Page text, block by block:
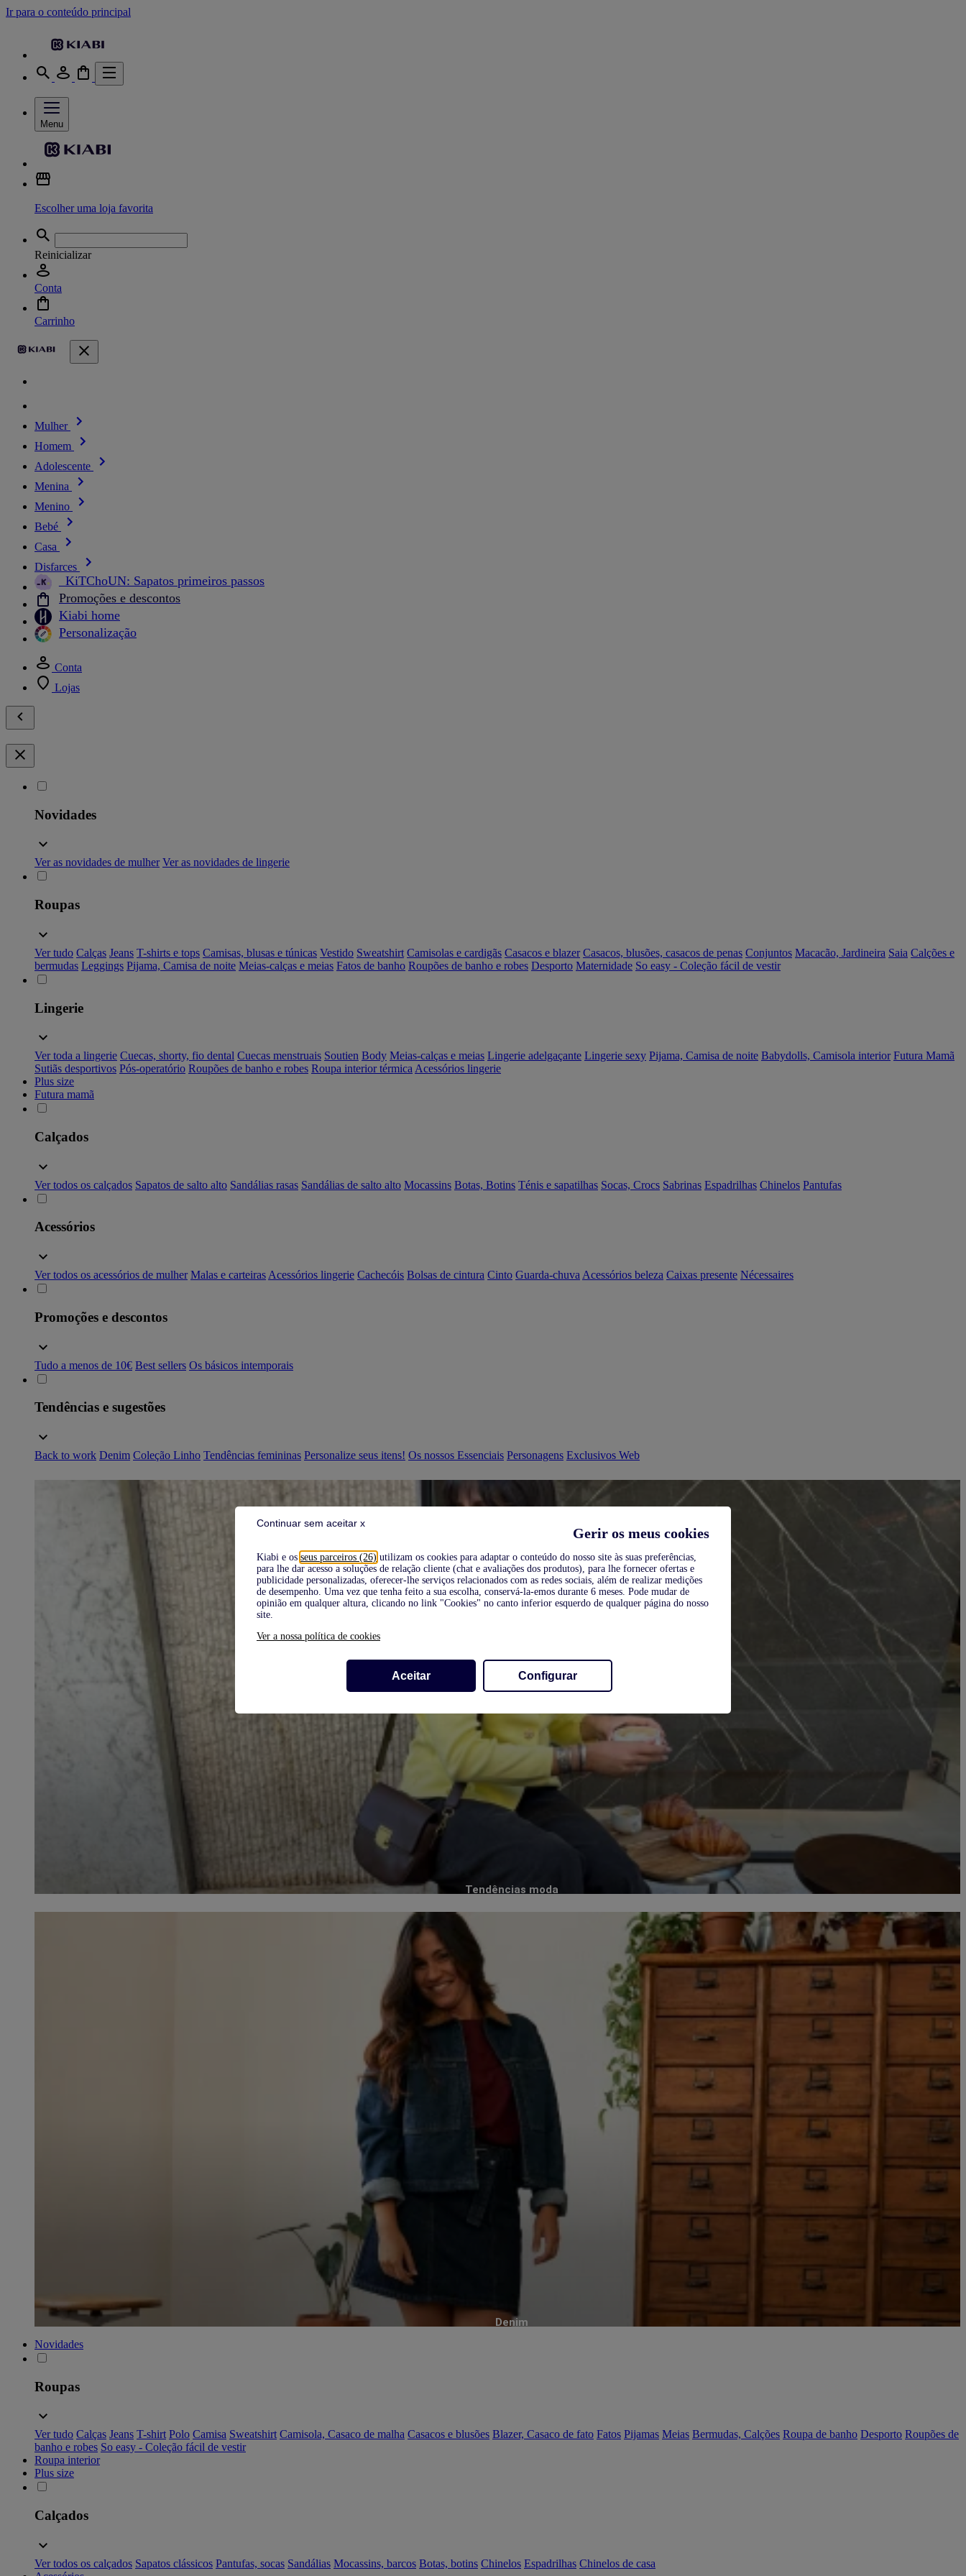
Gerir os meus cookies
Kiabi e os seus parceiros (26) utilizam os cookies para adaptar o conteúdo do nosso site às suas preferências,
para lhe dar acesso a soluções de relação cliente (chat e avaliações dos produtos), para lhe fornecer ofertas e
publicidade personalizadas, oferecer-lhe serviços relacionados com as redes sociais, além de realizar medições
de desempenho. Uma vez que tenha feito a sua escolha, conservá-la-emos durante 6 meses. Pode mudar de
opinião em qualquer altura, clicando no link "Cookies" no canto inferior esquerdo de qualquer página do nosso
site.
Ver a nossa política de cookies
Aceitar Configurar
Continuar sem aceitar x
Ir para o conteúdo principal
Menu
Escolher uma loja favorita
Reinicializar
Conta
Carrinho
Mulher
Homem
Adolescente
Menina
Menino
Bebé
Casa
Disfarces
_KiTChoUN: Sapatos primeiros passos
Promoções e descontos
Kiabi home
Personalização
Conta
Lojas
Novidades
Ver as novidades de mulher Ver as novidades de lingerie
Roupas
Ver tudo Calças Jeans T-shirts e tops Camisas, blusas e túnicas Vestido Sweatshirt Camisolas e cardigãs Casacos e blazer Casacos, blusões, casacos de penas Conjuntos Macacão, Jardineira Saia Calções e
bermudas Leggings Pijama, Camisa de noite Meias-calças e meias Fatos de banho Roupões de banho e robes Desporto Maternidade So easy - Coleção fácil de vestir
Lingerie
Ver toda a lingerie Cuecas, shorty, fio dental Cuecas menstruais Soutien Body Meias-calças e meias Lingerie adelgaçante Lingerie sexy Pijama, Camisa de noite Babydolls, Camisola interior Futura Mamã
Sutiãs desportivos Pós-operatório Roupões de banho e robes Roupa interior térmica Acessórios lingerie
Plus size
Futura mamã
Calçados
Ver todos os calçados Sapatos de salto alto Sandálias rasas Sandálias de salto alto Mocassins Botas, Botins Ténis e sapatilhas Socas, Crocs Sabrinas Espadrilhas Chinelos Pantufas
Acessórios
Ver todos os acessórios de mulher Malas e carteiras Acessórios lingerie Cachecóis Bolsas de cintura Cinto Guarda-chuva Acessórios beleza Caixas presente Nécessaires
Promoções e descontos
Tudo a menos de 10€ Best sellers Os básicos intemporais
Tendências e sugestões
Back to work Denim Coleção Linho Tendências femininas Personalize seus itens! Os nossos Essenciais Personagens Exclusivos Web
Tendências moda
Denim
Novidades
Roupas
Ver tudo Calças Jeans T-shirt Polo Camisa Sweatshirt Camisola, Casaco de malha Casacos e blusões Blazer, Casaco de fato Fatos Pijamas Meias Bermudas, Calções Roupa de banho Desporto Roupões de
banho e robes So easy - Coleção fácil de vestir
Roupa interior
Plus size
Calçados
Ver todos os calçados Sapatos clássicos Pantufas, socas Sandálias Mocassins, barcos Botas, botins Chinelos Espadrilhas Chinelos de casa